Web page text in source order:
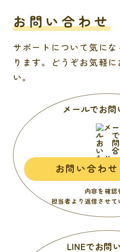
お問い合わせ
サポートについて気に
ります。
どうぞお気軽
い。
メールでお問
お問い合わ
内容を確認
担当者より返信させて
LINEでお問